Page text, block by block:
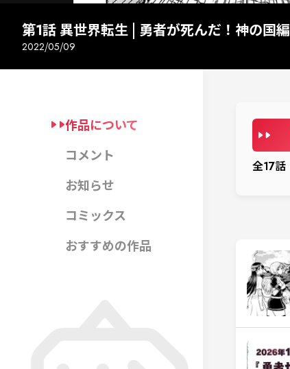
次話 全画面
第1話 異世界転生 | 勇者が死んだ！神の国編
2022/05/09
作品について
コメント
お知らせ
コミックス
おすすめの作品
全17話